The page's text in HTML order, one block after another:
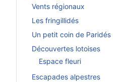
Vents régionaux
Les fringillidés
Un petit coin de Paridés
Découvertes lotoises
Espace fleuri
Escapades alpestres